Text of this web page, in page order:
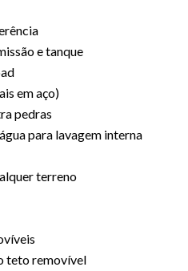
e tanque
em aço)
pedras
para lavagem interna
terreno
teto removível